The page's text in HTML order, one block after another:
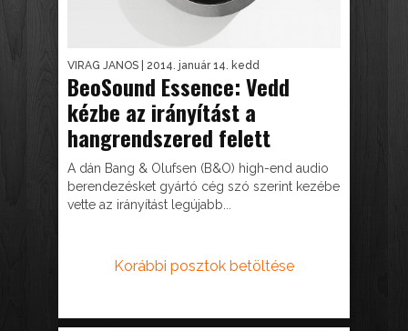
VIRAG JANOS | 2014. január 14. kedd
BeoSound Essence: Vedd
kézbe az irányítást a
hangrendszered felett
A dán Bang & Olufsen (B&O) high-end audio
berendezésket gyártó cég szó szerint kezébe
vette az irányítást legújabb...
Korábbi posztok betöltése